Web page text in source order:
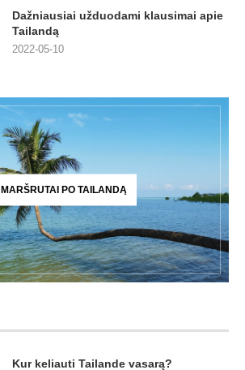
Dažniausiai užduodami klausimai apie
Tailandą
2022-05-10
MARŠRUTAI PO TAILANDĄ
Kur keliauti Tailande vasarą?